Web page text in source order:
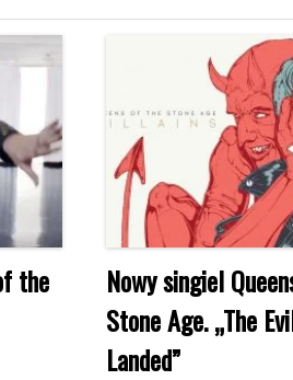
the
Nowy singiel
Stone Age. „The
Landed”